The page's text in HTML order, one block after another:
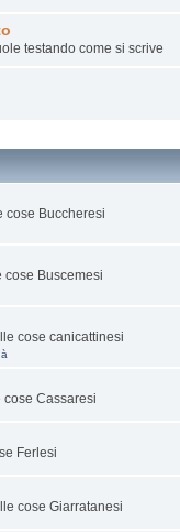
testando come si scrive
cose Buccheresi
cose Buscemesi
cose canicattinesi
Cassaresi
Ferlesi
cose Giarratanesi